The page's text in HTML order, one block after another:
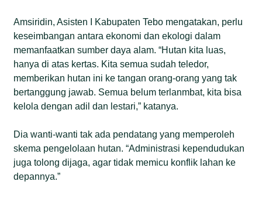
Amsiridin, Asisten I Kabupaten Tebo mengatakan, perlu
keseimbangan antara ekonomi dan ekologi dalam
memanfaatkan sumber daya alam. “Hutan kita luas,
hanya di atas kertas. Kita semua sudah teledor,
memberikan hutan ini ke tangan orang-orang yang tak
bertanggung jawab. Semua belum terlanmbat, kita bisa
kelola dengan adil dan lestari,” katanya.
Dia wanti-wanti tak ada pendatang yang memperoleh
skema pengelolaan hutan. “Administrasi kependudukan
juga tolong dijaga, agar tidak memicu konflik lahan ke
depannya.”